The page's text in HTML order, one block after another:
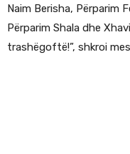
Naim Berisha, Përparim
Përparim Shala dhe
trashëgoftë!”, shkroi